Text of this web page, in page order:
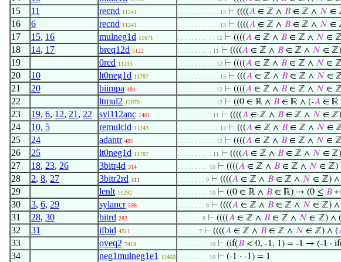
15 11 recnd 11241 . . . . . . . . . . . . 13 ⊢ ((((𝐴 ∈ ℤ ∧ 𝐵 ∈ ℤ ∧ 𝑁 ∈
16 6 recnd 11241 . . . . . . . . . . . . 13 ⊢ ((((𝐴 ∈ ℤ ∧ 𝐵 ∈ ℤ ∧ 𝑁 ∈
17 15, 16 mulneg1d 11671 . . . . . . . . . . . 12 ⊢ ((((𝐴 ∈ ℤ ∧ 𝐵 ∈ ℤ ∧ 𝑁 ∈
18 14, 17 breq12d 5122 . . . . . . . . . . 11 ⊢ ((((𝐴 ∈ ℤ ∧ 𝐵 ∈ ℤ ∧ 𝑁 ∈
19 0red 11215 . . . . . . . . . . . 12 ⊢ ((((𝐴 ∈ ℤ ∧ 𝐵 ∈ ℤ ∧ 𝑁 ∈
20 10 lt0neg1d 11787 . . . . . . . . . . . . 13 ⊢ (((𝐴 ∈ ℤ ∧ 𝐵 ∈ ℤ ∧ 𝑁 ∈
21 20 biimpa 481 . . . . . . . . . . . 12 ⊢ ((((𝐴 ∈ ℤ ∧ 𝐵 ∈ ℤ ∧ 𝑁 ∈
22 ltmul2 12070 . . . . . . . . . . . 12 ⊢ ((0 ∈ ℝ ∧ 𝐵 ∈ ℝ ∧ (-𝐴 ∈ ℝ
23 19, 6, 12, 21 , 22 syl112anc 1401 . . . . . . . . . . 11 ⊢ ((((𝐴 ∈ ℤ ∧ 𝐵 ∈ ℤ ∧ 𝑁 ∈
24 10, 5 remulcld 11243 . . . . . . . . . . . . 13 ⊢ (((𝐴 ∈ ℤ ∧ 𝐵 ∈ ℤ ∧ 𝑁 ∈
25 24 adantr 485 . . . . . . . . . . . 12 ⊢ ((((𝐴 ∈ ℤ ∧ 𝐵 ∈ ℤ ∧ 𝑁 ∈
26 25 lt0neg1d 11787 . . . . . . . . . . 11 ⊢ ((((𝐴 ∈ ℤ ∧ 𝐵 ∈ ℤ ∧ 𝑁 ∈
27 18, 23, 26 3bitr4d 314 . . . . . . . . . 10 ⊢ ((((𝐴 ∈ ℤ ∧ 𝐵 ∈ ℤ ∧ 𝑁 ∈ ℤ)
28 2, 8, 27 3bitr2rd 311 . . . . . . . . 9 ⊢ ((((𝐴 ∈ ℤ ∧ 𝐵 ∈ ℤ ∧ 𝑁 ∈ ℤ) ∧
29 lenlt 11292 . . . . . . . . . 10 ⊢ ((0 ∈ ℝ ∧ 𝐵 ∈ ℝ) → (0 ≤ 𝐵
30 3, 6, 29 sylancr 598 . . . . . . . . 9 ⊢ ((((𝐴 ∈ ℤ ∧ 𝐵 ∈ ℤ ∧ 𝑁 ∈ ℤ) ∧
31 28, 30 bitrd 282 . . . . . . . 8 ⊢ ((((𝐴 ∈ ℤ ∧ 𝐵 ∈ ℤ ∧ 𝑁 ∈ ℤ) ∧ (
32 31 ifbid 4511 . . . . . . 7 ⊢ ((((𝐴 ∈ ℤ ∧ 𝐵 ∈ ℤ ∧ 𝑁 ∈ ℤ) ∧ (
33 oveq2 7418 . . . . . . . . . 10 ⊢ (if(𝐵 < 0, -1, 1) = -1 → (-1 ·
34 neg1mulneg1e1 12460 . . . . . . . . . 10 ⊢ (-1 · -1) = 1